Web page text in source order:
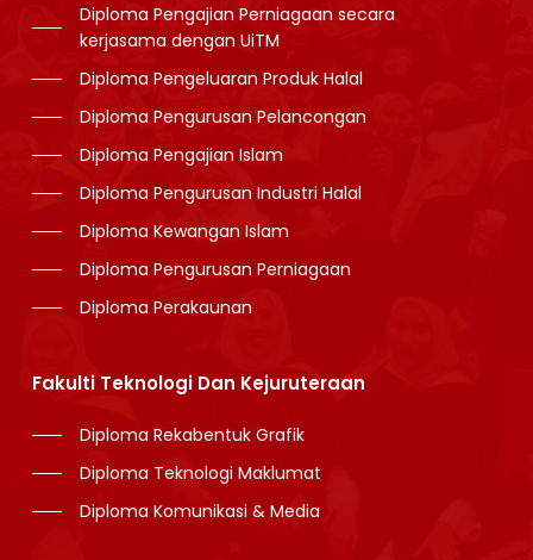
Diploma Pengajian Perniagaan secara
kerjasama dengan UiTM
Diploma Pengeluaran Produk Halal
Diploma Pengurusan Pelancongan
Diploma Pengajian Islam
Diploma Pengurusan Industri Halal
Diploma Kewangan Islam
Diploma Pengurusan Perniagaan
Diploma Perakaunan
Fakulti Teknologi Dan Kejuruteraan
Diploma Rekabentuk Grafik
Diploma Teknologi Maklumat
Diploma Komunikasi & Media